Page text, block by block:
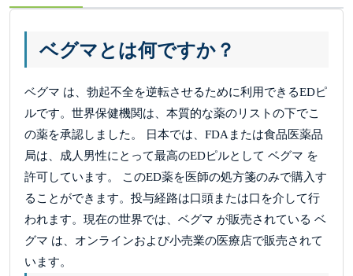
ベグマとは何ですか？
ベグマ は、勃起不全を逆転させるために利用できるEDピ
ルです。世界保健機関は、本質的な薬のリストの下でこ
の薬を承認しました。 日本では、FDAまたは食品医薬品
局は、成人男性にとって最高のEDピルとして ベグマ を
許可しています。 このED薬を医師の処方箋のみで購入す
ることができます。投与経路は口頭または口を介して行
われます。現在の世界では、ベグマ が販売されている ベ
グマ は、オンラインおよび小売業の医療店で販売されて
います。